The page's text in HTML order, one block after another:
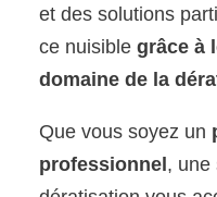
et des solutions
ce nuisiblegrâce à
domaine de la
Que vous soyez un
professionnel, une